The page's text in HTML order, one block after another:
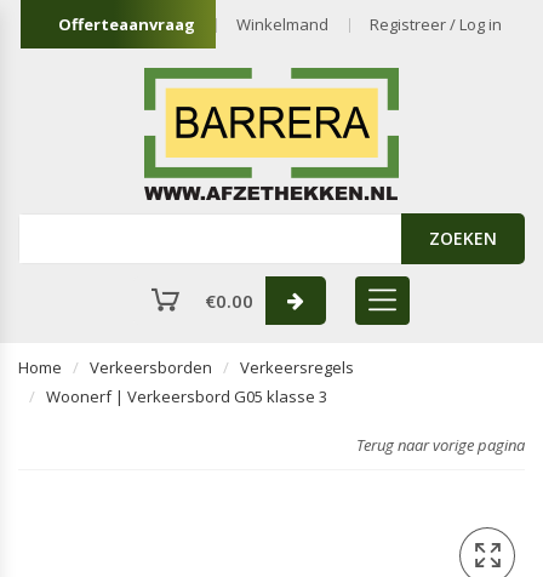
Offerteaanvraag Winkelmand Registreer / Log in
ZOEKEN
€0.00
Home Verkeersborden
Verkeersregels
Woonerf | Verkeersbord G05 klasse 3
Terug naar vorige pagina